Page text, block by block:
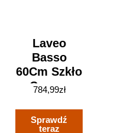
Laveo
Basso
60Cm Szkło
Czarne
784,99zł
Sprawdź
teraz